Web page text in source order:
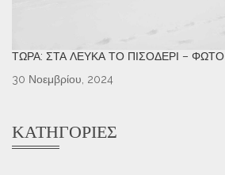
ΤΏΡΑ: ΣΤΑ ΛΕΥΚΆ ΤΟ ΠΙΣΟΔΈΡΙ – ΦΩΤΌ
30 Νοεμβρίου, 2024
ΚΑΤΗΓΟΡΊΕΣ